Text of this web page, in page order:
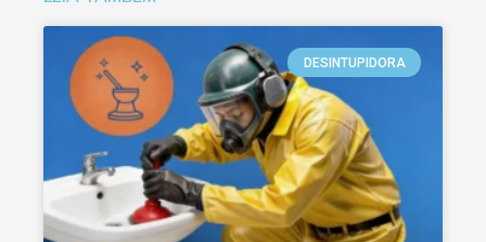
DESINTUPIDORA